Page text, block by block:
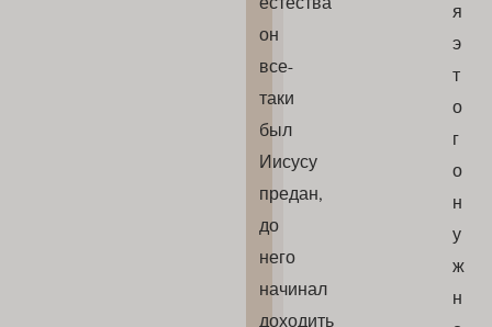
он
все-
таки
был
Иисусу
предан,
до
него
начинал
доходить
я
э
т
о
г
о
н
у
ж
н